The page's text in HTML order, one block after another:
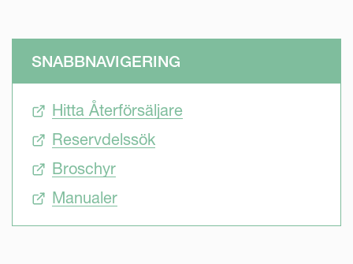
SNABBNAVIGERING
Hitta Återförsäljare
Reservdelssök
Broschyr
Manualer